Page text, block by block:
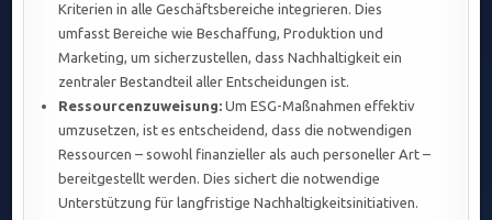
Kriterien in alle Geschäftsbereiche integrieren. Dies
umfasst Bereiche wie Beschaffung, Produktion und
Marketing, um sicherzustellen, dass Nachhaltigkeit ein
zentraler Bestandteil aller Entscheidungen ist.
Ressourcenzuweisung: Um ESG-Maßnahmen effektiv
umzusetzen, ist es entscheidend, dass die notwendigen
Ressourcen – sowohl finanzieller als auch personeller Art –
bereitgestellt werden. Dies sichert die notwendige
Unterstützung für langfristige Nachhaltigkeitsinitiativen.